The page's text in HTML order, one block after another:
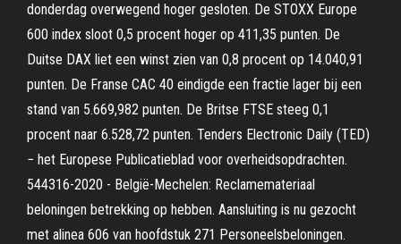
donderdag overwegend hoger gesloten. De STOXX Europe
600 index sloot 0,5 procent hoger op 411,35 punten. De
Duitse DAX liet een winst zien van 0,8 procent op 14.040,91
punten. De Franse CAC 40 eindigde een fractie lager bij een
stand van 5.669,982 punten. De Britse FTSE steeg 0,1
procent naar 6.528,72 punten. Tenders Electronic Daily (TED)
− het Europese Publicatieblad voor overheidsopdrachten.
544316-2020 - België-Mechelen: Reclamemateriaal
beloningen betrekking op hebben. Aansluiting is nu gezocht
met alinea 606 van hoofdstuk 271 Personeelsbeloningen.